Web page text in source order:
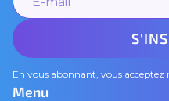
En vous abonnant, vous acceptez
Menu